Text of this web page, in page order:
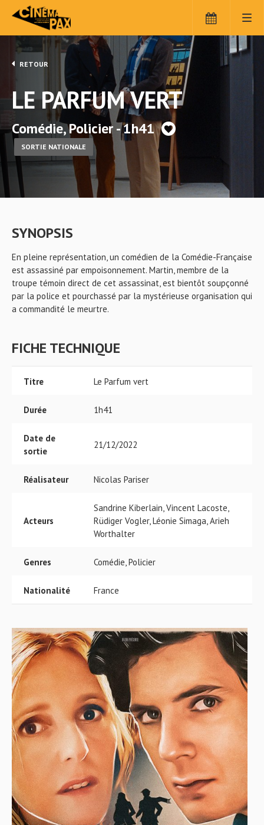
RETOUR
LE PARFUM VERT
Comédie, Policier - 1h41
SORTIE NATIONALE
SYNOPSIS
En pleine représentation, un comédien de la Comédie-Française
est assassiné par empoisonnement. Martin, membre de la
troupe témoin direct de cet assassinat, est bientôt soupçonné
par la police et pourchassé par la mystérieuse organisation qui
a commandité le meurtre.
FICHE TECHNIQUE
Titre Le Parfum vert
Durée 1h41
Date de
sortie
21/12/2022
Réalisateur Nicolas Pariser
Acteurs
Sandrine Kiberlain, Vincent Lacoste,
Rüdiger Vogler, Léonie Simaga, Arieh
Worthalter
Genres Comédie, Policier
Nationalité France